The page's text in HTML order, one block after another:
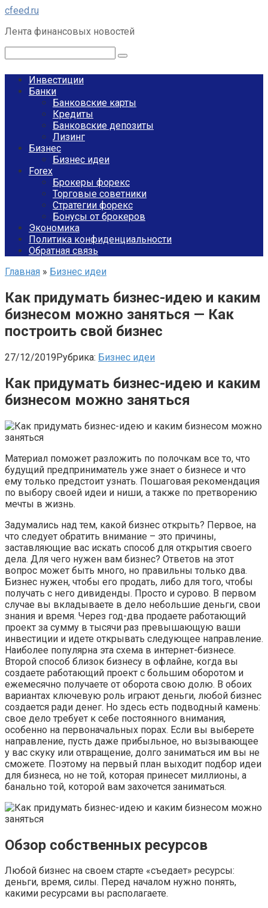
Перейти
контенту
cfeed.ru
Лента финансовых новостей
Инвестиции
Банки
Банковские карты
Кредиты
Банковские депозиты
Лизинг
Бизнес
Бизнес идеи
Forex
Брокеры форекс
Торговые советники
Стратегии форекс
Бонусы от брокеров
Экономика
Политика конфиденциальности
Обратная связь
Главная » Бизнес идеи
Как придумать бизнес-идею и каким
бизнесом можно заняться — Как
построить свой бизнес
27/12/2019Рубрика: Бизнес идеи
Как придумать бизнес-идею и каким
бизнесом можно заняться
Материал поможет разложить по полочкам все то, что
будущий предприниматель уже знает о бизнесе и что
ему только предстоит узнать. Пошаговая рекомендация
по выбору своей идеи и ниши, а также по претворению
мечты в жизнь.
Задумались над тем, какой бизнес открыть? Первое, на
что следует обратить внимание – это причины,
заставляющие вас искать способ для открытия своего
дела. Для чего нужен вам бизнес? Ответов на этот
вопрос может быть много, но правильны только два.
Бизнес нужен, чтобы его продать, либо для того, чтобы
получать с него дивиденды. Просто и сурово. В первом
случае вы вкладываете в дело небольшие деньги, свои
знания и время. Через год-два продаете работающий
проект за сумму в тысячи раз превышающую ваши
инвестиции и идете открывать следующее направление.
Наиболее популярна эта схема в интернет-бизнесе.
Второй способ близок бизнесу в офлайне, когда вы
создаете работающий проект с большим оборотом и
ежемесячно получаете от оборота свою долю. В обоих
вариантах ключевую роль играют деньги, любой бизнес
создается ради денег. Но здесь есть подводный камень:
свое дело требует к себе постоянного внимания,
особенно на первоначальных порах. Если вы выберете
направление, пусть даже прибыльное, но вызывающее
у вас скуку или отвращение, долго заниматься им вы не
сможете. Поэтому на первый план выходит подбор идеи
для бизнеса, но не той, которая принесет миллионы, а
банально той, которой вам захочется заниматься.
Обзор собственных ресурсов
Любой бизнес на своем старте «съедает» ресурсы:
деньги, время, силы. Перед началом нужно понять,
какими ресурсами вы располагаете.